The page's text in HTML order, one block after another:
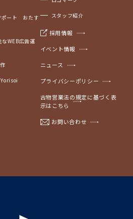
ポート おたす
WEB広告運
スタッフ紹介
採用情報
イベント情報
ニュース
プライバシーポリシー
古物営業法の規定に基づく表
示はこちら
お問い合わせ